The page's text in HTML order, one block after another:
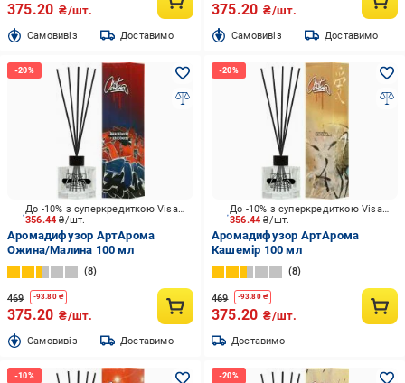
375.20 ₴/шт.
Cамовивіз Доставимо
375.20 ₴/шт.
Cамовивіз Доставимо
356.44₴/шт.
До -10% з суперкредиткою Visa Вигода
Аромадифузор АртАрома
Ожина/Малина 100 мл
8
469 -93.80₴
375.20 ₴/шт.
Cамовивіз Доставимо
356.44₴/шт.
До -10% з суперкредиткою Visa Вигода
Аромадифузор АртАрома
Кашемір 100 мл
8
469 -93.80₴
375.20 ₴/шт.
Доставимо